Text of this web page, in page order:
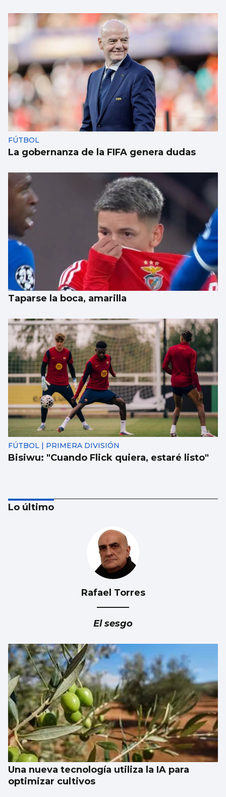
FÚTBOL
La gobernanza de la FIFA genera dudas
Taparse la boca, amarilla
FÚTBOL | PRIMERA DIVISIÓN
Bisiwu: "Cuando Flick quiera, estaré listo"
Iris Tió consigue la medalla de oro en solo
técnico del Europeo de París
Lo último
Rafael Torres
El sesgo
Una nueva tecnología utiliza la IA para
optimizar cultivos